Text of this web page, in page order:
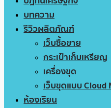
บทความ
รีวิวผลิตภัณฑ์
เว็บซื้อขาย
กระเป๋าเก็บเหรียญ
เครื่องขุด
เว็บขุดแบบ Cloud
ห้องเรียน